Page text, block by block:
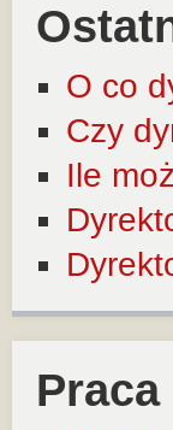
O co
Czy
Ile
Praca